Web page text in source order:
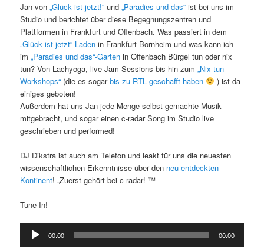
Jan von„Glück ist jetzt!“ und„Paradies und das“ ist bei uns im
Studio und berichtet über diese Begegnungszentren und
Plattformen in Frankfurt und Offenbach. Was passiert in dem
„Glück ist jetzt“-Laden in Frankfurt Bornheim und was kann ich
im„Paradies und das“-Garten in Offenbach Bürgel tun oder nix
tun? Von Lachyoga, live Jam Sessions bis hin zum„Nix tun
Workshops“ (die es sogarbis zu RTL geschafft haben
) ist da
einiges geboten!
Außerdem hat uns Jan jede Menge selbst gemachte Musik
mitgebracht, und sogar einen c-radar Song im Studio live
geschrieben und performed!
DJ Dikstra ist auch am Telefon und leakt für uns die neuesten
wissenschaftlichen Erkenntnisse über den neu entdeckten
Kontinent! „Zuerst gehört bei c-radar! ™
Tune In!
Audio-
Player
00:00 00:00